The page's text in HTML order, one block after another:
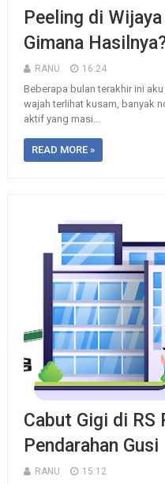
Peeling di
Gimana
RANU 16:24
Beberapa bulan terakhir ini
wajah terlihat kusam, banyak
aktif yang masi...
READ MORE »
Cabut Gigi di RS
Pendarahan Gusi
RANU 15:12